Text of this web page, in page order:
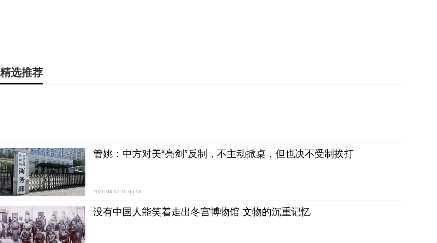
精选推荐
管姚：中方对美“亮剑”反制，不主动掀桌，但也决不受制挨打
2026-08-07 10:05:13
没有中国人能笑着走出冬宫博物馆 文物的沉重记忆